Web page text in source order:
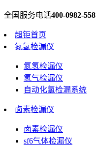
全国服务电话400-0982-558
超钜首页
氮氢检漏仪
氮氢检漏仪
氢气检漏仪
自动化氢检漏系统
卤素检漏仪
卤素检漏仪
sf6气体检漏仪